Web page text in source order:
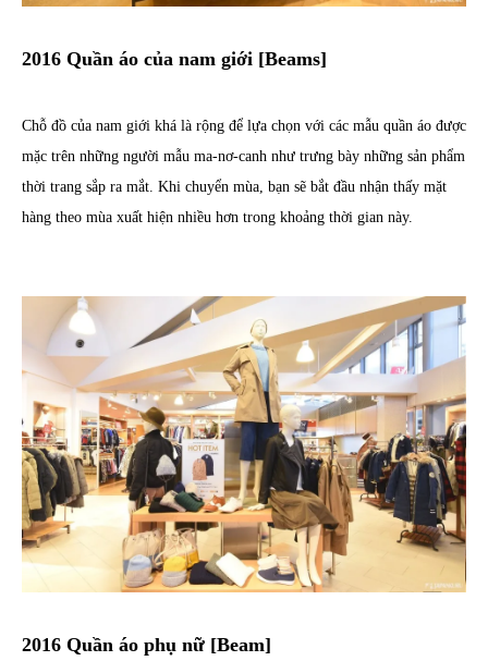
2016 Quần áo của nam giới [Beams]
Chỗ đồ của nam giới khá là rộng để lựa chọn với các mẫu quần áo được
mặc trên những người mẫu ma-nơ-canh như trưng bày những sản phẩm
thời trang sắp ra mắt. Khi chuyển mùa, bạn sẽ bắt đầu nhận thấy mặt
hàng theo mùa xuất hiện nhiều hơn trong khoảng thời gian này.
2016 Quần áo phụ nữ [Beam]